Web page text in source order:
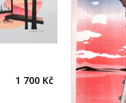
1 700 Kč